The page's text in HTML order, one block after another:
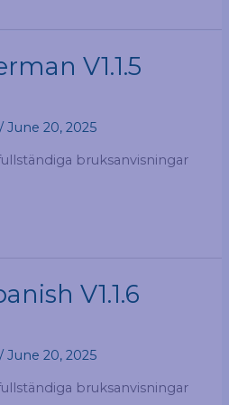
V1.1.5
/June 20, 2025
bruksanvisningar
V1.1.6
/June 20, 2025
bruksanvisningar